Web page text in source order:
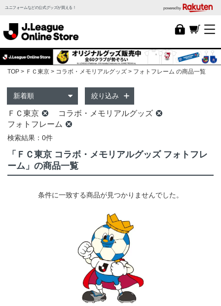
ユニフォームなどの公式グッズが買える！ powered by
TOP ＦＣ東京 コラボ・メモリアルグッズ フォトフレーム の商品一覧
絞り込み
ＦＣ東京
コラボ・メモリアルグッズ
フォトフレーム
検索結果：0件
「ＦＣ東京 コラボ・メモリアルグッズ フォトフレ
ーム」の商品一覧
条件に一致する商品が見つかりませんでした。